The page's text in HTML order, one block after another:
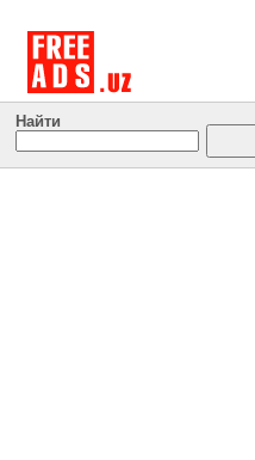
Найти